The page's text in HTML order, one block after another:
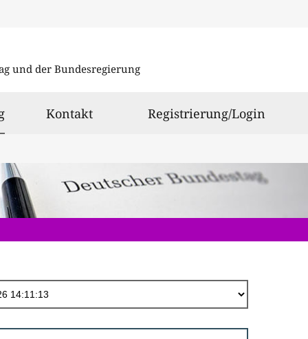
und der Bundesregierung
ausgewählt
Kontakt Registrierung/Login